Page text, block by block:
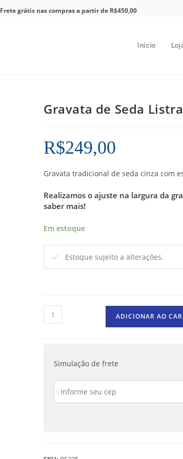
Frete grátis nas compras a partir de R$450,00
Início
Gravata de Seda
R$249,00
Gravata tradicional de seda cinza com
Realizamos o ajuste na largura da
saber mais!
Em estoque
Estoque sujeito a alterações.
ADICIONAR AO
Simulação de frete